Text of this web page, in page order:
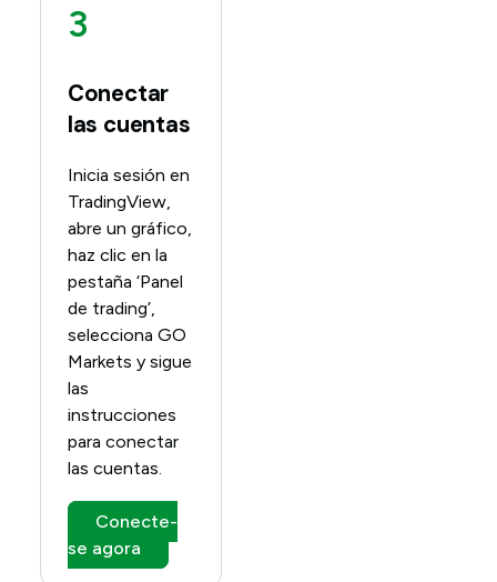
3
Conectar
las cuentas
Inicia sesión en
TradingView,
abre un gráfico,
haz clic en la
pestaña ‘Panel
de trading’,
selecciona GO
Markets y sigue
las
instrucciones
para conectar
las cuentas.
Conecte-
se agora